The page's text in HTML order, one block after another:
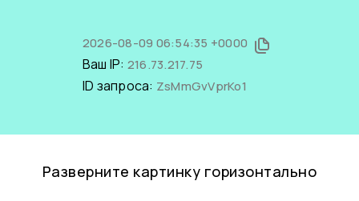
2026-08-09 06:54:35 +0000
Ваш IP: 216.73.217.75
ID запроса: ZsMmGvVprKo1
Разверните картинку горизонтально